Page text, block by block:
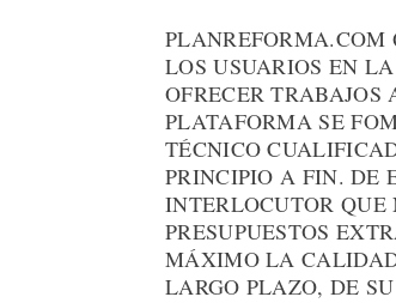
LOS USUARIOS EN
OFRECER TRABAJOS
PLATAFORMA SE
TÉCNICO
PRINCIPIO A FIN. DE
INTERLOCUTOR
PRESUPUESTOS
MÁXIMO LA
LARGO PLAZO, DE